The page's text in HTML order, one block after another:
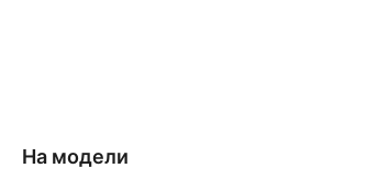
На модели